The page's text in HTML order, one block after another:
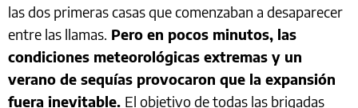
las dos primeras casas que comenzaban a desaparecer
entre las llamas. Pero en pocos minutos, las
condiciones meteorológicas extremas y un
verano de sequías provocaron que la expansión
fuera inevitable. El objetivo de todas las brigadas